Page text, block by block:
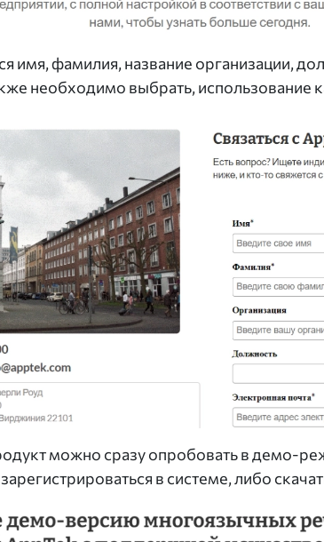
имя, фамилия, название организации,
необходимо выбрать, использование
можно сразу опробовать в демо-
в системе, либо